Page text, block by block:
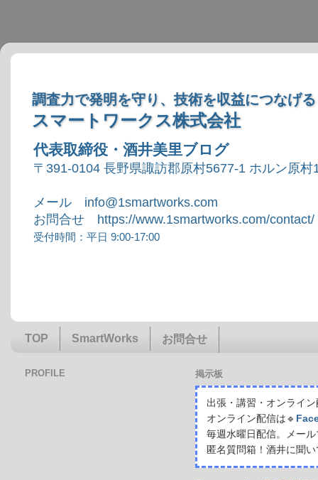
調査力で発明を守り、技術を収益につなげる
スマートワークス株式会社
代表取締役・酒井美里ブログ
〒391-0104 長野県諏訪郡原村5677-1 ホルン原村
メール info@1smartworks.com
お問合せ https://www.1smartworks.com/contact/
受付時間：平日 9:00-17:00
TOP SmartWorks お問合せ
掲示板
出張・講習・オンライ
オンライン配信は🔹
毎週水曜日配信。メー
匿名質問箱！酒井に聞
PROFILE